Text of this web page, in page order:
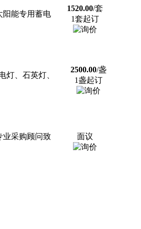
阳能专用蓄电
1520.00/套
1套起订
灯、石英灯、
2500.00/盏
1盏起订
业采购顾问致
面议